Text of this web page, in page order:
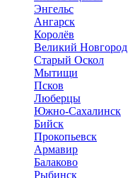
Энгельс
Ангарск
Королёв
Великий Новгород
Старый Оскол
Мытищи
Псков
Люберцы
Южно-Сахалинск
Бийск
Прокопьевск
Армавир
Балаково
Рыбинск